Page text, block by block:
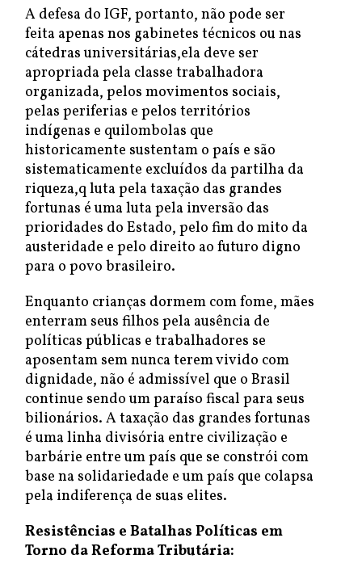
A defesa do IGF, portanto, não pode ser
feita apenas nos gabinetes técnicos ou nas
cátedras universitárias,ela deve ser
apropriada pela classe trabalhadora
organizada, pelos movimentos sociais,
pelas periferias e pelos territórios
indígenas e quilombolas que
historicamente sustentam o país e são
sistematicamente excluídos da partilha da
riqueza,q luta pela taxação das grandes
fortunas é uma luta pela inversão das
prioridades do Estado, pelo fim do mito da
austeridade e pelo direito ao futuro digno
para o povo brasileiro.
Enquanto crianças dormem com fome, mães
enterram seus filhos pela ausência de
políticas públicas e trabalhadores se
aposentam sem nunca terem vivido com
dignidade, não é admissível que o Brasil
continue sendo um paraíso fiscal para seus
bilionários. A taxação das grandes fortunas
é uma linha divisória entre civilização e
barbárie entre um país que se constrói com
base na solidariedade e um país que colapsa
pela indiferença de suas elites.
Resistências e Batalhas Políticas em
Torno da Reforma Tributária: